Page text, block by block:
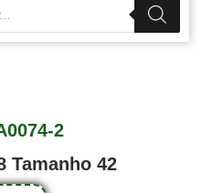
2
Tamanho 42